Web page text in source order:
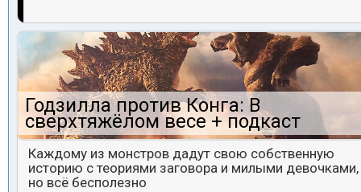
Годзилла против Конга: В
сверхтяжёлом весе + подкаст
Каждому из монстров дадут свою собственную
историю с теориями заговора и милыми девочками,
но всё бесполезно